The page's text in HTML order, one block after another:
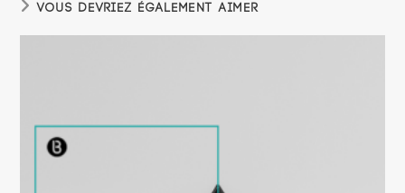
VOUS DEVRIEZ ÉGALEMENT AIMER